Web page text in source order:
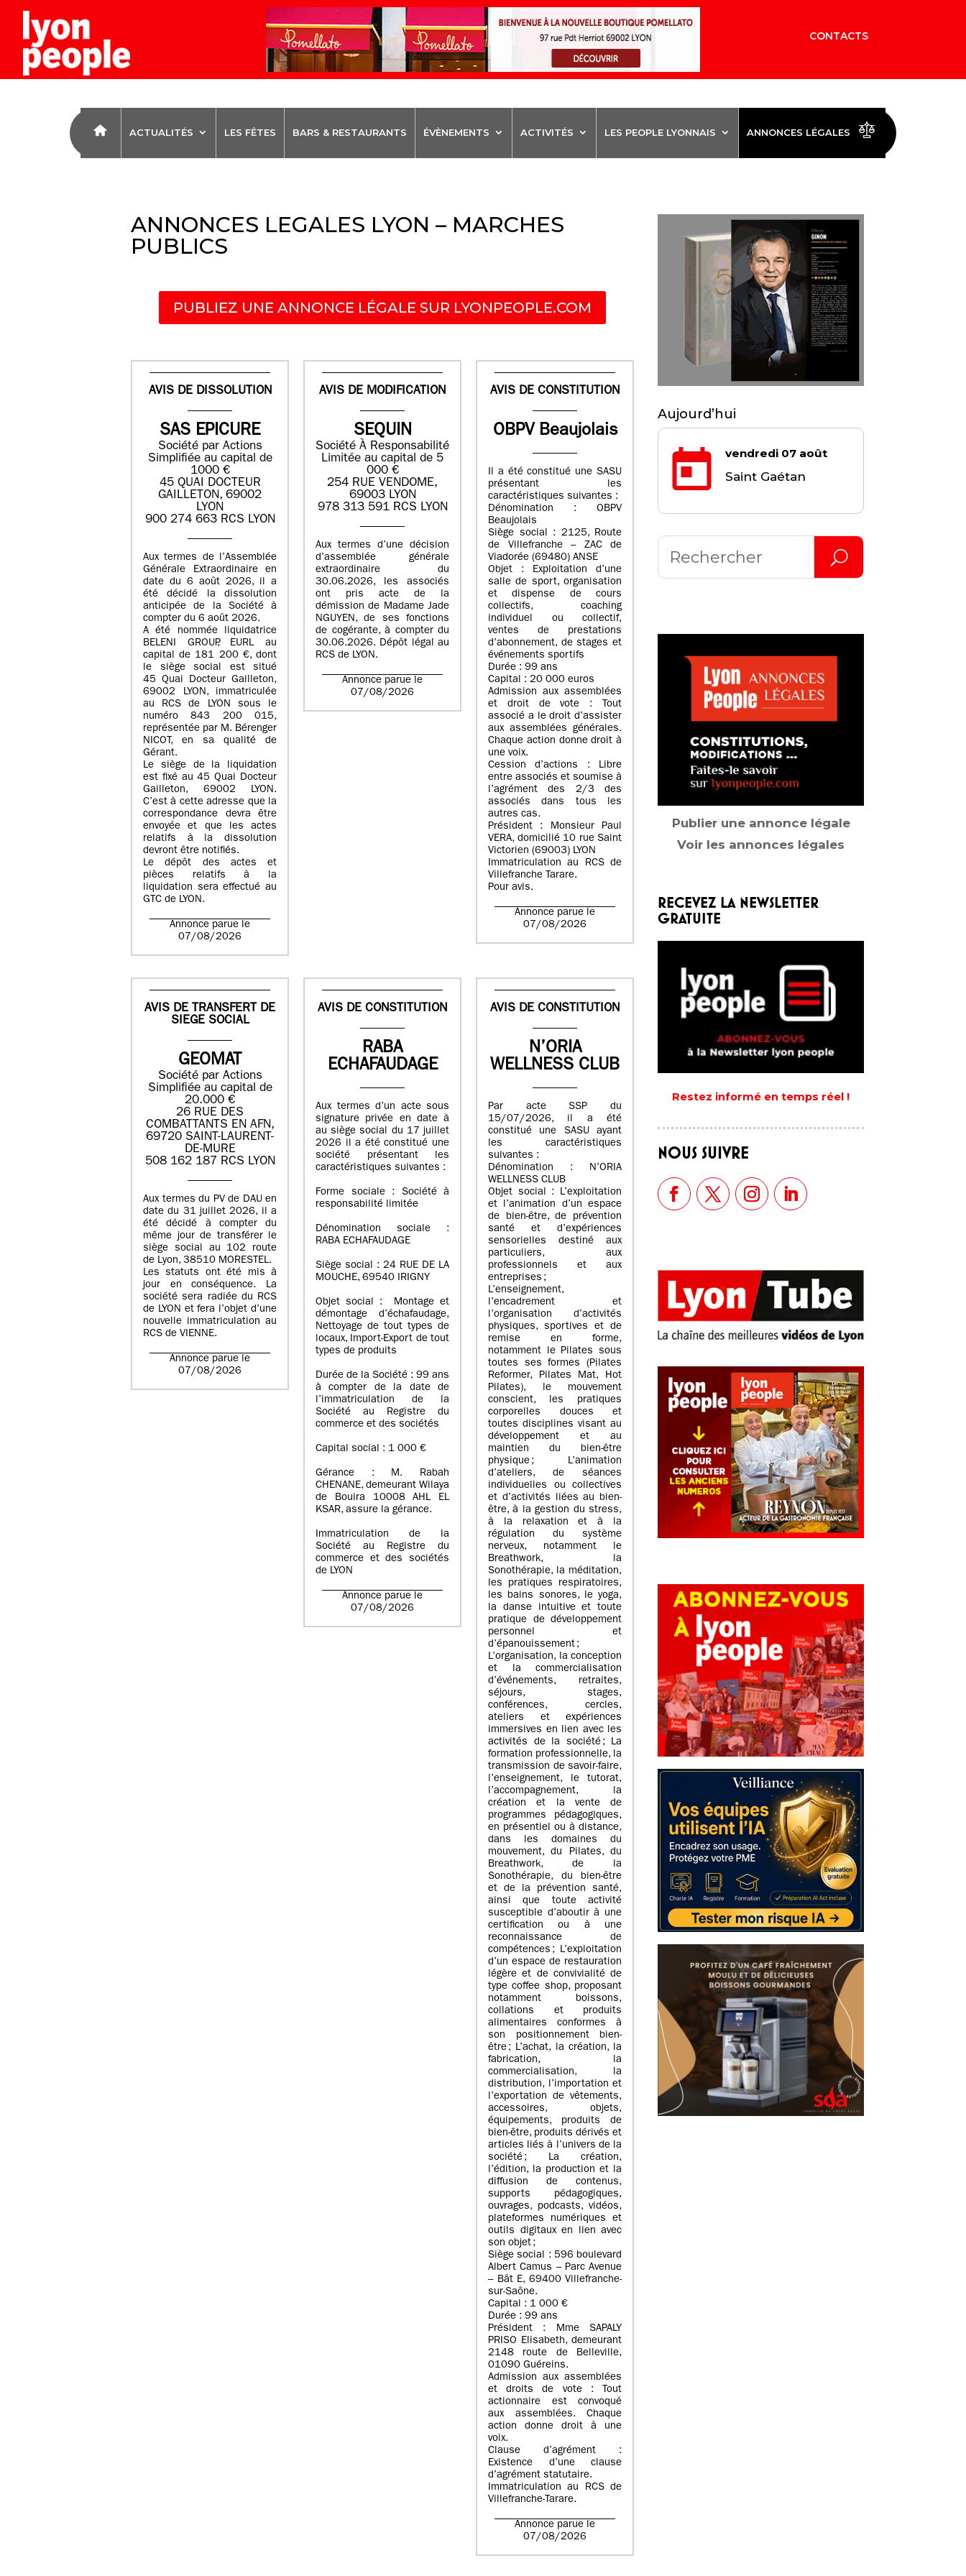
CONTACTS
ACTUALITÉS LES FÊTES BARS & RESTAURANTS ÉVÈNEMENTS ACTIVITÉS LES PEOPLE LYONNAIS ANNONCES LÉGALES
ANNONCES LEGALES LYON – MARCHES
PUBLICS
PUBLIEZ UNE ANNONCE LÉGALE SUR LYONPEOPLE.COM
AVIS DE DISSOLUTION
SAS EPICURE
Société par Actions
Simplifiée au capital de
1000 €
45 QUAI DOCTEUR
GAILLETON, 69002
LYON
900 274 663 RCS LYON
Aux termes de l’Assemblée
Générale Extraordinaire en
date du 6 août 2026, il a
été décidé la dissolution
anticipée de la Société à
compter du 6 août 2026.
A été nommée liquidatrice
BELENI GROUP, EURL au
capital de 181 200 €, dont
le siège social est situé
45 Quai Docteur Gailleton,
69002 LYON, immatriculée
au RCS de LYON sous le
numéro 843 200 015,
représentée par M. Bérenger
NICOT, en sa qualité de
Gérant.
Le siège de la liquidation
est fixé au45 Quai Docteur
Gailleton, 69002 LYON.
C’est à cette adresse que la
correspondance devra être
envoyée et que les actes
relatifs à la dissolution
devront être notifiés.
Le dépôt des actes et
pièces relatifs à la
liquidation sera effectué au
GTC de LYON.
Annonce parue le
07/08/2026
AVIS DE MODIFICATION
SEQUIN
Société À Responsabilité
Limitée au capital de 5
000 €
254 RUE VENDOME,
69003 LYON
978 313 591 RCS LYON
Aux termes d’une décision
d’assemblée générale
extraordinaire du
30.06.2026, les associés
ont pris acte de la
démission de Madame Jade
NGUYEN, de ses fonctions
de cogérante, à compter du
30.06.2026. Dépôt légal au
RCS de LYON.
Annonce parue le
07/08/2026
AVIS DE CONSTITUTION
OBPV Beaujolais
Il a été constitué une SASU
présentant les
caractéristiques suivantes :
Dénomination : OBPV
Beaujolais
Siège social : 2125, Route
de Villefranche – ZAC de
Viadorée (69480) ANSE
Objet : Exploitation d’une
salle de sport, organisation
et dispense de cours
collectifs, coaching
individuel ou collectif,
ventes de prestations
d’abonnement, de stages et
événements sportifs
Durée : 99 ans
Capital : 20 000 euros
Admission aux assemblées
et droit de vote : Tout
associé a le droit d’assister
aux assemblées générales.
Chaque action donne droit à
une voix.
Cession d’actions : Libre
entre associés et soumise à
l’agrément des 2/3 des
associés dans tous les
autres cas.
Président : Monsieur Paul
VERA, domicilié 10 rue Saint
Victorien (69003) LYON
Immatriculation au RCS de
Villefranche Tarare.
Pour avis.
Annonce parue le
07/08/2026
AVIS DE TRANSFERT DE
SIEGE SOCIAL
GEOMAT
Société par Actions
Simplifiée au capital de
20.000 €
26 RUE DES
COMBATTANTS EN AFN,
69720 SAINT-LAURENT-
DE-MURE
508 162 187 RCS LYON
Aux termes du PV de DAU en
date du 31 juillet 2026, il a
été décidé à compter du
même jour de transférer le
siège social au 102 route
de Lyon, 38510 MORESTEL.
Les statuts ont été mis à
jour en conséquence. La
société sera radiée du RCS
de LYON et fera l’objet d’une
nouvelle immatriculation au
RCS de VIENNE.
Annonce parue le
07/08/2026
AVIS DE CONSTITUTION
RABA
ECHAFAUDAGE
Aux termes d’un acte sous
signature privée en date à
au siège social du 17 juillet
2026 il a été constitué une
société présentant les
caractéristiques suivantes :
Forme sociale : Société à
responsabilité limitée
Dénomination sociale :
RABA ECHAFAUDAGE
Siège social : 24 RUE DE LA
MOUCHE, 69540 IRIGNY
Objet social : Montage et
démontage d’échafaudage,
Nettoyage de tout types de
locaux, Import-Export de tout
types de produits
Durée de la Société : 99 ans
à compter de la date de
l’immatriculation de la
Société au Registre du
commerce et des sociétés
Capital social : 1 000 €
Gérance : M. Rabah
CHENANE, demeurant Wilaya
de Bouira 10008 AHL EL
KSAR, assure la gérance.
Immatriculation de la
Société au Registre du
commerce et des sociétés
de LYON
Annonce parue le
07/08/2026
AVIS DE CONSTITUTION
N’ORIA
WELLNESS CLUB
Par acte SSP du
15/07/2026, il a été
constitué une SASU ayant
les caractéristiques
suivantes :
Dénomination : N’ORIA
WELLNESS CLUB
Objet social : L’exploitation
et l’animation d’un espace
de bien-être, de prévention
santé et d’expériences
sensorielles destiné aux
particuliers, aux
professionnels et aux
entreprises ;
L’enseignement,
l’encadrement et
l’organisation d’activités
physiques, sportives et de
remise en forme,
notamment le Pilates sous
toutes ses formes (Pilates
Reformer, Pilates Mat, Hot
Pilates), le mouvement
conscient, les pratiques
corporelles douces et
toutes disciplines visant au
développement et au
maintien du bien-être
physique ; L’animation
d’ateliers, de séances
individuelles ou collectives
et d’activités liées au bien-
être, à la gestion du stress,
à la relaxation et à la
régulation du système
nerveux, notamment le
Breathwork, la
Sonothérapie, la méditation,
les pratiques respiratoires,
les bains sonores, le yoga,
la danse intuitive et toute
pratique de développement
personnel et
d’épanouissement ;
L’organisation, la conception
et la commercialisation
d’événements, retraites,
séjours, stages,
conférences, cercles,
ateliers et expériences
immersives en lien avec les
activités de la société ; La
formation professionnelle, la
transmission de savoir-faire,
l’enseignement, le tutorat,
l’accompagnement, la
création et la vente de
programmes pédagogiques,
en présentiel ou à distance,
dans les domaines du
mouvement, du Pilates, du
Breathwork, de la
Sonothérapie, du bien-être
et de la prévention santé,
ainsi que toute activité
susceptible d’aboutir à une
certification ou à une
reconnaissance de
compétences ; L’exploitation
d’un espace de restauration
légère et de convivialité de
type coffee shop, proposant
notamment boissons,
collations et produits
alimentaires conformes à
son positionnement bien-
être ; L’achat, la création, la
fabrication, la
commercialisation, la
distribution, l’importation et
l’exportation de vêtements,
accessoires, objets,
équipements, produits de
bien-être, produits dérivés et
articles liés à l’univers de la
société ; La création,
l’édition, la production et la
diffusion de contenus,
supports pédagogiques,
ouvrages, podcasts, vidéos,
plateformes numériques et
outils digitaux en lien avec
son objet ;
Siège social : 596 boulevard
Albert Camus – Parc Avenue
– Bât E, 69400 Villefranche-
sur-Saône.
Capital : 1 000 €
Durée : 99 ans
Président : Mme SAPALY
PRISO Elisabeth, demeurant
2148 route de Belleville,
01090 Guéreins.
Admission aux assemblées
et droits de vote : Tout
actionnaire est convoqué
aux assemblées. Chaque
action donne droit à une
voix.
Clause d’agrément :
Existence d’une clause
d’agrément statutaire.
Immatriculation au RCS de
Villefranche-Tarare.
Annonce parue le
07/08/2026
Aujourd’hui
vendredi 07 août
Saint Gaétan
Publier une annonce légale
Voir les annonces légales
RECEVEZ LA NEWSLETTER
GRATUITE
Restez informé en temps réel !
NOUS SUIVRE